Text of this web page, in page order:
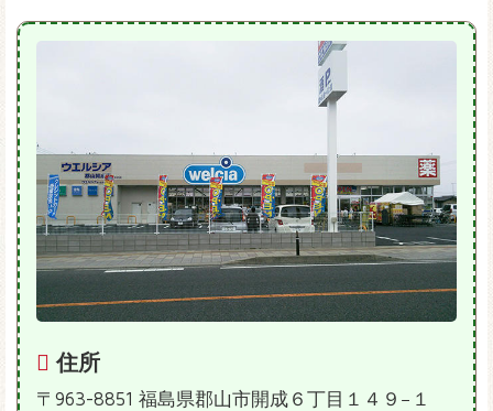
住所
〒963-8851 福島県郡山市開成６丁目１４９−１